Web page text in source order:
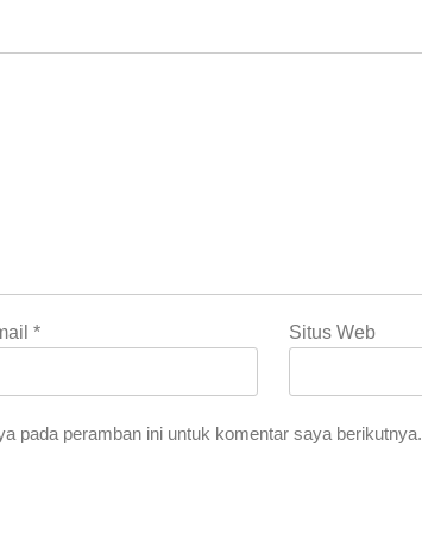
* Situs Web
pada peramban ini untuk komentar saya berikutnya.